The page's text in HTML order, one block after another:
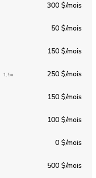
300 $/mois
50 $/mois
150 $/mois
1,5x 250 $/mois
150 $/mois
100 $/mois
0 $/mois
500 $/mois